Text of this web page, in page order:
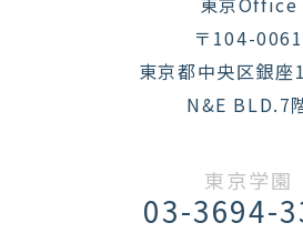
〒104-0061
東京都中央区銀
N&E BLD.7
東京学園
03-3694-